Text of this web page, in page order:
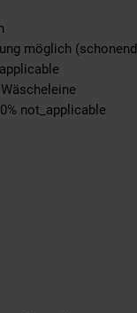
möglich
not_applicable